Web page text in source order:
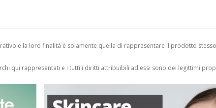
e la loro finalità è solamente quella di rappresentare il prodotto
qui rappresentati e i tutti i diritti attribuibili ad essi sono dei legittimi